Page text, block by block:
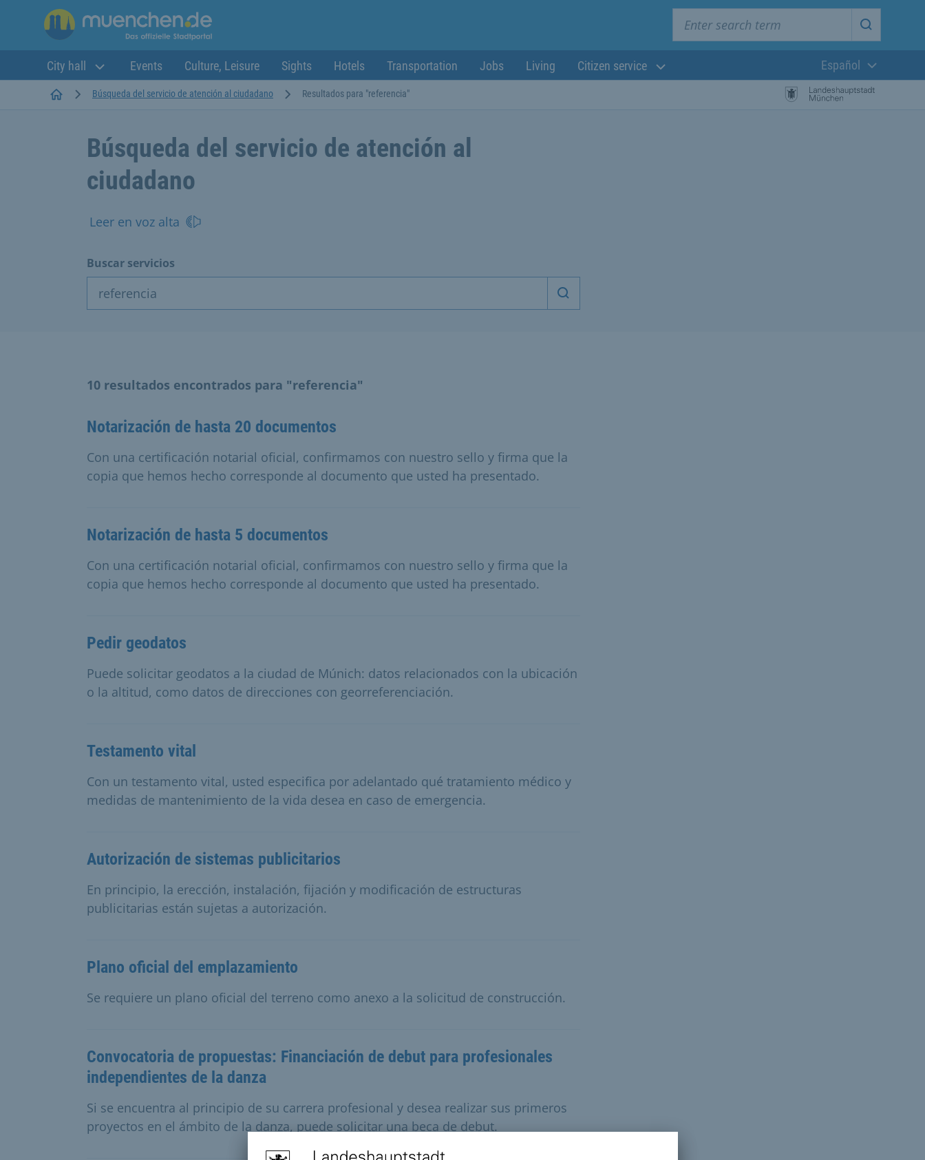
Start
City hall Events Culture, Leisure Sights Hotels Transportation Jobs Living Citizen service
Lengua actual:
Español
StartseiteBúsqueda del servicio de atención al ciudadano Resultados para "referencia"
Búsqueda del servicio de atención al
ciudadano
Leer en voz alta
Buscar servicios
Iniciar búsqueda
10 resultados encontrados para "referencia"
Notarización de hasta 20 documentos
Con una certificación notarial oficial, confirmamos con nuestro sello y firma que la
copia que hemos hecho corresponde al documento que usted ha presentado.
Notarización de hasta 5 documentos
Con una certificación notarial oficial, confirmamos con nuestro sello y firma que la
copia que hemos hecho corresponde al documento que usted ha presentado.
Pedir geodatos
Puede solicitar geodatos a la ciudad de Múnich: datos relacionados con la ubicación
o la altitud, como datos de direcciones con georreferenciación.
Testamento vital
Con un testamento vital, usted especifica por adelantado qué tratamiento médico y
medidas de mantenimiento de la vida desea en caso de emergencia.
Autorización de sistemas publicitarios
En principio, la erección, instalación, fijación y modificación de estructuras
publicitarias están sujetas a autorización.
Plano oficial del emplazamiento
Se requiere un plano oficial del terreno como anexo a la solicitud de construcción.
Convocatoria de propuestas: Financiación de debut para profesionales
independientes de la danza
Si se encuentra al principio de su carrera profesional y desea realizar sus primeros
proyectos en el ámbito de la danza, puede solicitar una beca de debut.